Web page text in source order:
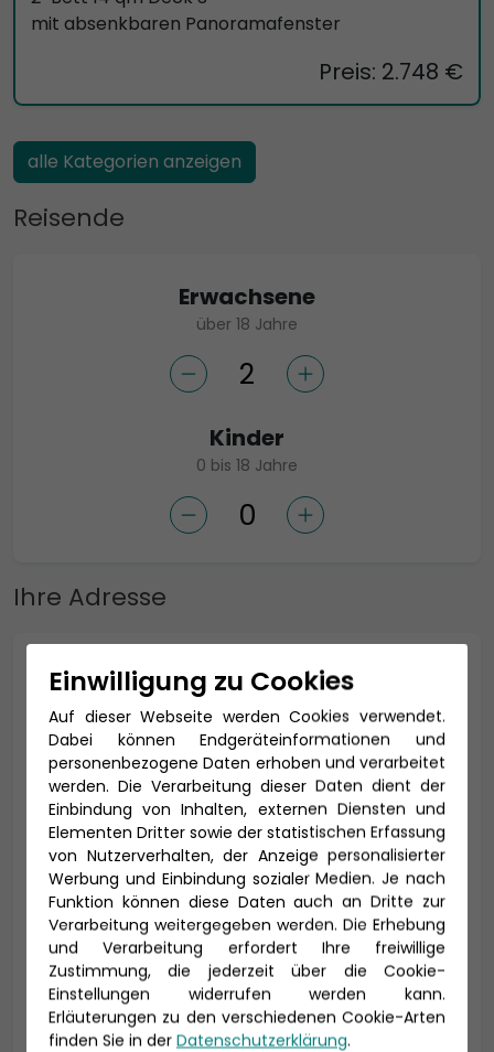
mit absenkbaren Panoramafenster
Preis: 2.748 €
alle Kategorien anzeigen
Reisende
Erwachsene
über 18 Jahre
Kinder
0 bis 18 Jahre
Ihre Adresse
Anrede *
Titel
Vorname * Nachname *
E-Mail *
Einwilligung zu Cookies
Auf dieser Webseite werden Cookies verwendet.
Dabei können Endgeräteinformationen und
personenbezogene Daten erhoben und verarbeitet
werden. Die Verarbeitung dieser Daten dient der
Einbindung von Inhalten, externen Diensten und
Elementen Dritter sowie der statistischen Erfassung
von Nutzerverhalten, der Anzeige personalisierter
Werbung und Einbindung sozialer Medien. Je nach
Funktion können diese Daten auch an Dritte zur
Verarbeitung weitergegeben werden. Die Erhebung
und Verarbeitung erfordert Ihre freiwillige
Zustimmung, die jederzeit über die Cookie-
Einstellungen widerrufen werden kann.
Erläuterungen zu den verschiedenen Cookie-Arten
finden Sie in der Datenschutzerklärung.